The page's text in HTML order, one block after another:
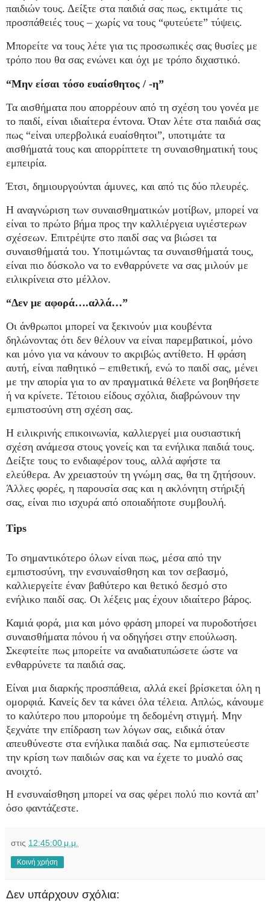
παιδιών τους. Δείξτε στα παιδιά σας πως, εκτιμάτε τις
προσπάθειές τους – χωρίς να τους “φυτεύετε” τύψεις.
Μπορείτε να τους λέτε για τις προσωπικές σας θυσίες με
τρόπο που θα σας ενώνει και όχι με τρόπο διχαστικό.
“Μην είσαι τόσο ευαίσθητος / -η”
Τα αισθήματα που απορρέουν από τη σχέση του γονέα με
το παιδί, είναι ιδιαίτερα έντονα. Όταν λέτε στα παιδιά σας
πως “είναι υπερβολικά ευαίσθητοι”, υποτιμάτε τα
αισθήματά τους και απορρίπτετε τη συναισθηματική τους
εμπειρία.
Έτσι, δημιουργούνται άμυνες, και από τις δύο πλευρές.
Η αναγνώριση των συναισθηματικών μοτίβων, μπορεί να
είναι το πρώτο βήμα προς την καλλιέργεια υγιέστερων
σχέσεων. Επιτρέψτε στο παιδί σας να βιώσει τα
συναισθήματά του. Υποτιμώντας τα συναισθήματά τους,
είναι πιο δύσκολο να το ενθαρρύνετε να σας μιλούν με
ειλικρίνεια στο μέλλον.
“Δεν με αφορά….αλλά…”
Οι άνθρωποι μπορεί να ξεκινούν μια κουβέντα
δηλώνοντας ότι δεν θέλουν να είναι παρεμβατικοί, μόνο
και μόνο για να κάνουν το ακριβώς αντίθετο. Η φράση
αυτή, είναι παθητικό – επιθετική, ενώ το παιδί σας, μένει
με την απορία για το αν πραγματικά θέλετε να βοηθήσετε
ή να κρίνετε. Τέτοιου είδους σχόλια, διαβρώνουν την
εμπιστοσύνη στη σχέση σας.
Η ειλικρινής επικοινωνία, καλλιεργεί μια ουσιαστική
σχέση ανάμεσα στους γονείς και τα ενήλικα παιδιά τους.
Δείξτε τους το ενδιαφέρον τους, αλλά αφήστε τα
ελεύθερα. Αν χρειαστούν τη γνώμη σας, θα τη ζητήσουν.
Άλλες φορές, η παρουσία σας και η ακλόνητη στήριξή
σας, είναι πιο ισχυρά από οποιαδήποτε συμβουλή.
Tips
Το σημαντικότερο όλων είναι πως, μέσα από την
εμπιστοσύνη, την ενσυναίσθηση και τον σεβασμό,
καλλιεργείτε έναν βαθύτερο και θετικό δεσμό στο
ενήλικο παιδί σας. Οι λέξεις μας έχουν ιδιαίτερο βάρος.
Καμιά φορά, μια και μόνο φράση μπορεί να πυροδοτήσει
συναισθήματα πόνου ή να οδηγήσει στην επούλωση.
Σκεφτείτε πως μπορείτε να αναδιατυπώσετε ώστε να
ενθαρρύνετε τα παιδιά σας.
Είναι μια διαρκής προσπάθεια, αλλά εκεί βρίσκεται όλη η
ομορφιά. Κανείς δεν τα κάνει όλα τέλεια. Απλώς, κάνουμε
το καλύτερο που μπορούμε τη δεδομένη στιγμή. Μην
ξεχνάτε την επίδραση των λόγων σας, ειδικά όταν
απευθύνεστε στα ενήλικα παιδιά σας. Να εμπιστεύεστε
την κρίση των παιδιών σας και να έχετε το μυαλό σας
ανοιχτό.
Η ενσυναίσθηση μπορεί να σας φέρει πολύ πιο κοντά απ’
όσο φαντάζεστε.
στις 12:45:00 μ.μ.
Κοινή χρήση
Δεν υπάρχουν σχόλια: